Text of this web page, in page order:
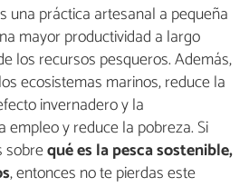
una práctica artesanal a pequeña
mayor productividad a largo
los recursos pesqueros. Además,
ecosistemas marinos, reduce la
invernadero y la
empleo y reduce la pobreza. Si
sobrequé es la pesca sostenible,
, entonces no te pierdas este